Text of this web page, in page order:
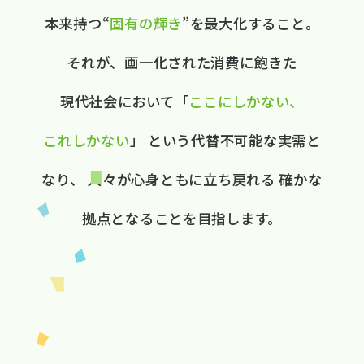
本来持つ“固有の​輝き”を​最大化する​こと。
それが、​画一化された​消費に​飽きた​
現代社会に​おいて ​「ここに​しかない、​
これしかない 」
と​いう​代替不可能な​実需と​
なり、
人々が​心身ともに​立ち戻れる 確かな​
拠点と​なる​ことを​目指します。​